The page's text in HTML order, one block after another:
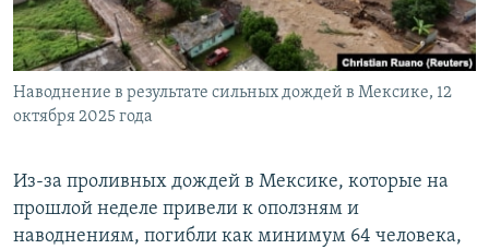
Наводнение в результате сильных дождей в Мексике, 12
октября 2025 года
Из-за проливных дождей в Мексике, которые на
прошлой неделе привели к оползням и
наводнениям, погибли как минимум 64 человека,